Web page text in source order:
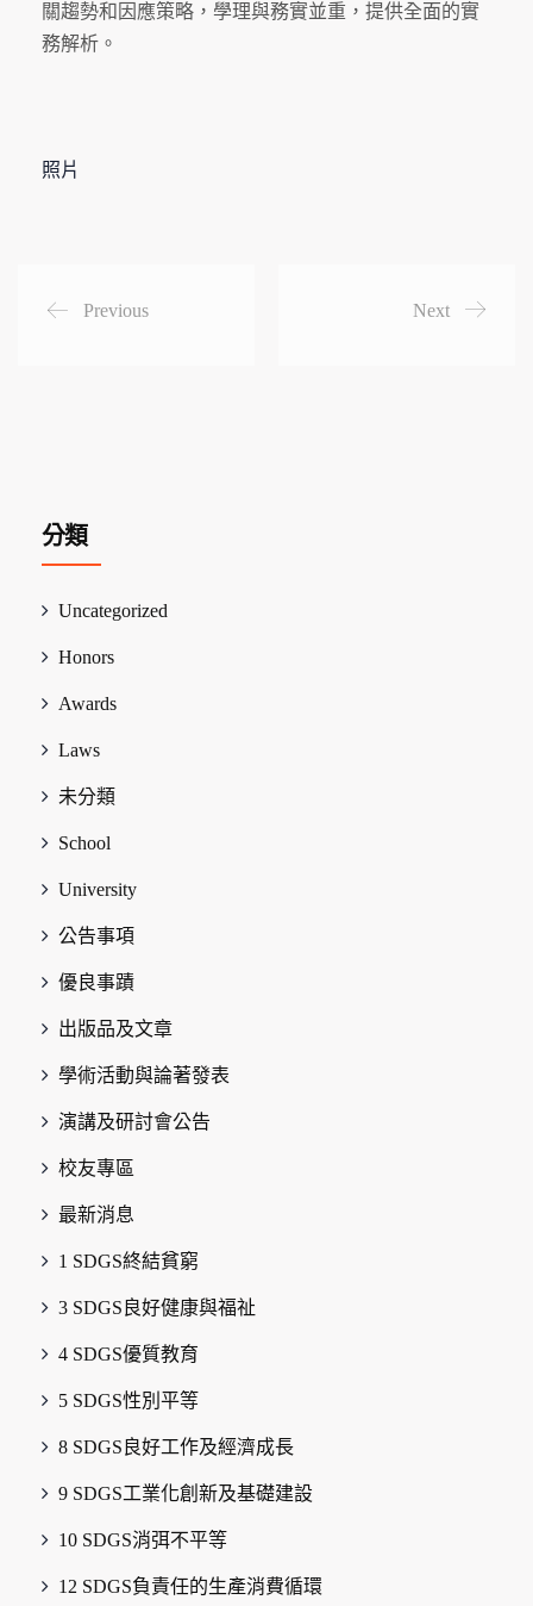
關趨勢和因應策略，學理與務實並重，提供全面的實
務解析。
照片
Previous Next
分類
Uncategorized
Honors
Awards
Laws
未分類
School
University
公告事項
優良事蹟
出版品及文章
學術活動與論著發表
演講及研討會公告
校友專區
最新消息
1 SDGS終結貧窮
3 SDGS良好健康與福祉
4 SDGS優質教育
5 SDGS性別平等
8 SDGS良好工作及經濟成長
9 SDGS工業化創新及基礎建設
10 SDGS消弭不平等
12 SDGS負責任的生產消費循環